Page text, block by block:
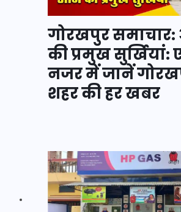
गोरखपुर
की प्रमुख सुर्खियां:
नजर में जानें
शहर की हर खबर